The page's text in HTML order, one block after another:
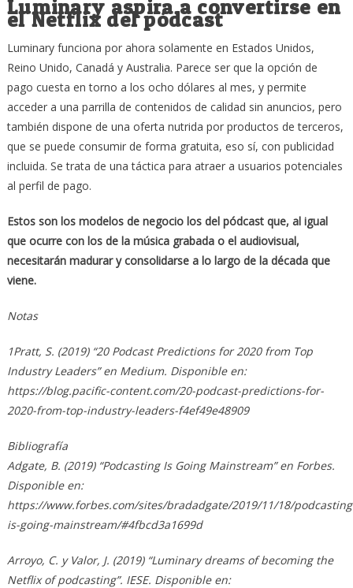
Luminary aspira a convertirse en
el Netflix del pódcast
Luminary funciona por ahora solamente en Estados Unidos,
Reino Unido, Canadá y Australia. Parece ser que la opción de
pago cuesta en torno a los ocho dólares al mes, y permite
acceder a una parrilla de contenidos de calidad sin anuncios, pero
también dispone de una oferta nutrida por productos de terceros,
que se puede consumir de forma gratuita, eso sí, con publicidad
incluida. Se trata de una táctica para atraer a usuarios potenciales
al perfil de pago.
Estos son los modelos de negocio los del pódcast que, al igual
que ocurre con los de la música grabada o el audiovisual,
necesitarán madurar y consolidarse a lo largo de la década que
viene.
Notas
1Pratt, S. (2019) “20 Podcast Predictions for 2020 from Top
Industry Leaders” en Medium. Disponible en:
https://blog.pacific-content.com/20-podcast-predictions-for-
2020-from-top-industry-leaders-f4ef49e48909
Bibliografía
Adgate, B. (2019) “Podcasting Is Going Mainstream” en Forbes.
Disponible en:
https://www.forbes.com/sites/bradadgate/2019/11/18/
is-going-mainstream/#4fbcd3a1699d
Arroyo, C. y Valor, J. (2019) “Luminary dreams of becoming the
Netflix of podcasting”. IESE. Disponible en: